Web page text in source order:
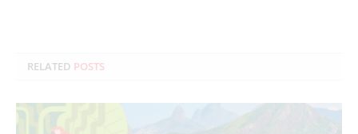
RELATED POSTS